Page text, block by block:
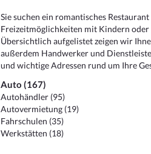
Sie suchen ein romantisches
Freizeitmöglichkeiten mit Kindern oder
Übersichtlich aufgelistet zeigen wir
außerdem Handwerker und
und wichtige Adressen rund um Ihre
Auto (167)
Autohändler (95)
Autovermietung (19)
Fahrschulen (35)
Werkstätten (18)